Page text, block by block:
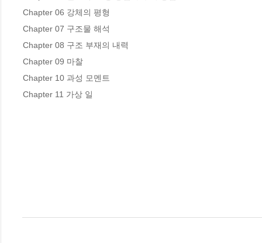
Chapter 06 강체의 평형
Chapter 07 구조물 해석
Chapter 08 구조 부재의 내력
Chapter 09 마찰
Chapter 10 과성 모멘트
Chapter 11 가상 일